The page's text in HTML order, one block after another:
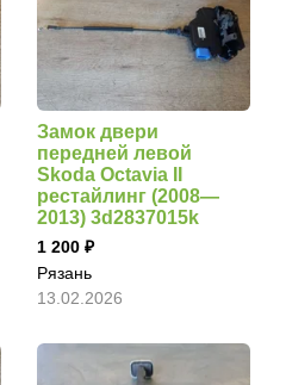
Замок двери
передней левой
Skoda Octavia II
рестайлинг (2008—
2013) 3d2837015k
1 200
Рязань
13.02.2026